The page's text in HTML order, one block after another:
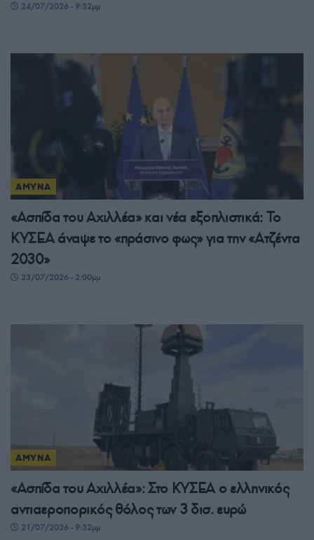
24/07/2026 - 9:32μμ
ΑΜΥΝΑ
«Ασπίδα του Αχιλλέα» και νέα εξοπλιστικά: Το
ΚΥΣΕΑ άναψε το «πράσινο φως» για την «Ατζέντα
2030»
23/07/2026 - 2:00μμ
ΑΜΥΝΑ
«Ασπίδα του Αχιλλέα»: Στο ΚΥΣΕΑ ο ελληνικός
αντιαεροπορικός θόλος των 3 δισ. ευρώ
21/07/2026 - 9:32μμ